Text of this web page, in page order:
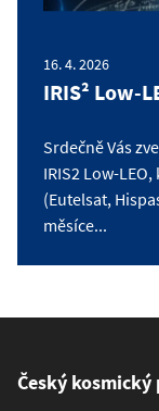
16. 4. 2026
IRIS² Low-
Srdečně Vás
IRIS2 Low-
(Eutelsat,
měsíce...
Český